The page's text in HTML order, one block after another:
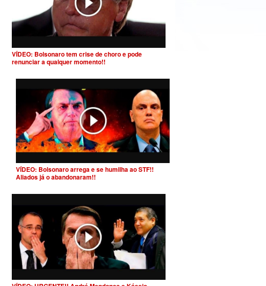
VÍDEO: Bolsonaro tem crise de choro e pode
renunciar a qualquer momento!!
VÍDEO: Bolsonaro arrega e se humilha ao STF!!
Aliados já o abandonaram!!